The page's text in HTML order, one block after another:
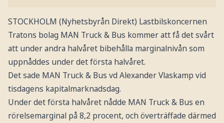
STOCKHOLM (Nyhetsbyrån Direkt) Lastbilskoncernen
Tratons bolag MAN Truck & Bus kommer att få det svårt
att under andra halvåret bibehålla marginalnivån som
uppnåddes under det första halvåret.
Det sade MAN Truck & Bus vd Alexander Vlaskamp vid
tisdagens kapitalmarknadsdag.
Under det första halvåret nådde MAN Truck & Bus en
rörelsemarginal på 8,2 procent, och överträffade därmed